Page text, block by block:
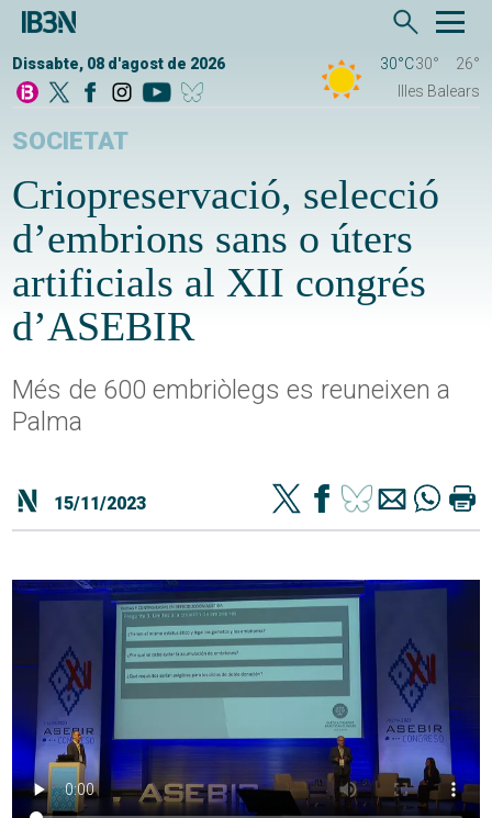
Dissabte, 08 d'agost de 2026 30°C30°
26°
Illes Balears
SOCIETAT
Criopreservació, selecció
d’embrions sans o úters
artificials al XII congrés
d’ASEBIR
Més de 600 embriòlegs es reuneixen a
Palma
15/11/2023